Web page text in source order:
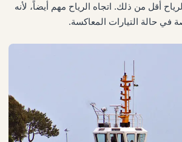
أقل من ذلك. اتجاه الرياح مهم أيضاً، لأنه
في حالة التيارات المعاكسة.